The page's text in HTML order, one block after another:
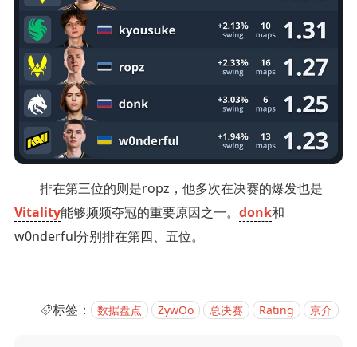
排在第三位的则是ropz，他多次在决赛的爆发也是
Vitality能够频频夺冠的重要原因之一。 donk和
w0nderful分别排在第四、五位。
标签： 数据盘点 ZywOo 总决赛 Rating 京介